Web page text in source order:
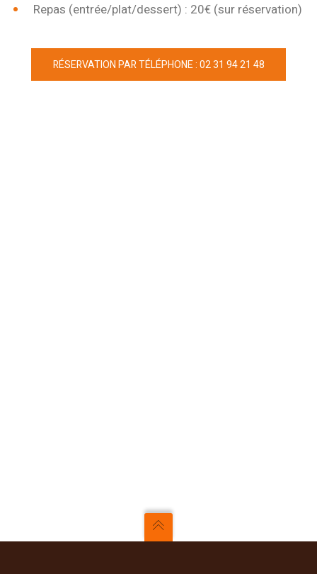
Repas (entrée/plat/dessert) : 20€ (sur réservation)
RÉSERVATION PAR TÉLÉPHONE : 02 31 94 21 48